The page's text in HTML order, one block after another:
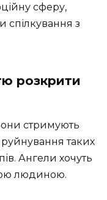
сферу,
спілкування з
розкрити
стримують
таких
Ангели хочуть
людиною.